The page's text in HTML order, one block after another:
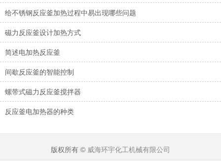
给不锈钢反应釜​加热过程中易出现哪些问题
磁力反应釜设计加热方式
简述电加热反应釜
间歇反应釜的智能控制
螺带式磁力反应釜搅拌器
反应釜电加热器的种类
版权所有 © 威海环宇化工机械有限公司